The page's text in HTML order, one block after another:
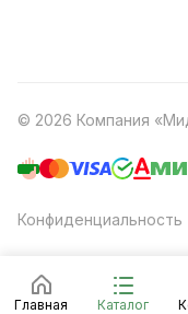
Главная Каталог
© 2026 Компания
Конфиденциальность